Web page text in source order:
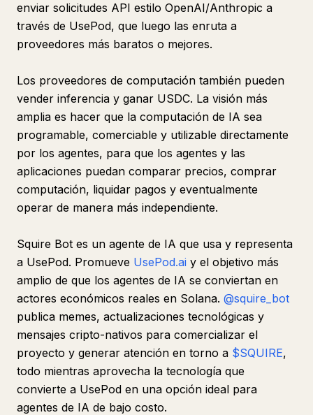
enviar solicitudes API estilo OpenAI/Anthropic a
través de UsePod, que luego las enruta a
proveedores más baratos o mejores.
Los proveedores de computación también pueden
vender inferencia y ganar USDC. La visión más
amplia es hacer que la computación de IA sea
programable, comerciable y utilizable directamente
por los agentes, para que los agentes y las
aplicaciones puedan comparar precios, comprar
computación, liquidar pagos y eventualmente
operar de manera más independiente.
Squire Bot es un agente de IA que usa y representa
a UsePod. Promueve UsePod.ai y el objetivo más
amplio de que los agentes de IA se conviertan en
actores económicos reales en Solana. @squire_bot
publica memes, actualizaciones tecnológicas y
mensajes cripto-nativos para comercializar el
proyecto y generar atención en torno a $SQUIRE,
todo mientras aprovecha la tecnología que
convierte a UsePod en una opción ideal para
agentes de IA de bajo costo.